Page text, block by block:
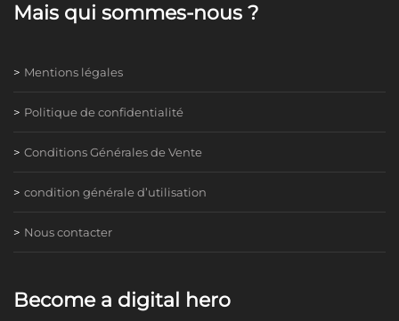
Mais qui sommes-nous ?
Mentions légales
Politique de confidentialité
Conditions Générales de Vente
condition générale d’utilisation
Nous contacter
Become a digital hero